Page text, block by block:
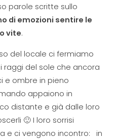
parole scritte sullo
di emozioni sentire le
vite.
del locale ci fermiamo
raggi del sole che ancora
e ombre in pieno
appaiono in
distante e già dalle loro
🙂 I loro sorrisi
e ci vengono incontro: in